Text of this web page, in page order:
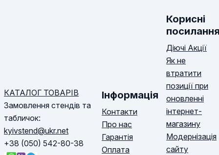
КАТАЛОГ ТОВАРІВ
Замовлення стендів та
табличок:
kyivstend@ukr.net
+38 (050) 542-80-38
Інформація
Контакти
Про нас
Гарантія
Оплата
Корисні
Діючі Акції
Як не
втратити
позиції при
оновленні
інтернет-
магазину
Модернізація
сайту